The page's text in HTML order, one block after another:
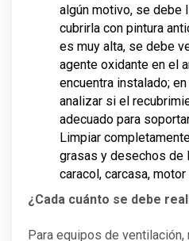
algún motivo, se debe
cubrirla con pintura
es muy alta, se debe
agente oxidante en el
encuentra instalado;
analizar si el
adecuado para
Limpiar
grasas y desechos de
caracol, carcasa,
¿Cada cuánto se debe
Para equipos de ventilación,